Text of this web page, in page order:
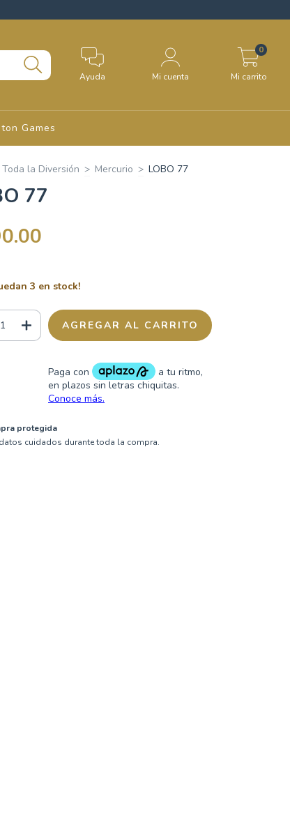
Ayuda Mi cuenta Mi carrito
0
Games
Toda la Diversión > Mercurio > LOBO 77
77
3 en stock!
protegida
cuidados durante toda la compra.